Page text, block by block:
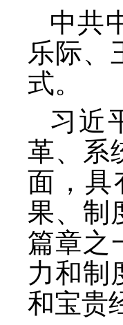
中共
乐际、
式。
习近
革、系
面，具
果、制
篇章之
力和制
和宝贵